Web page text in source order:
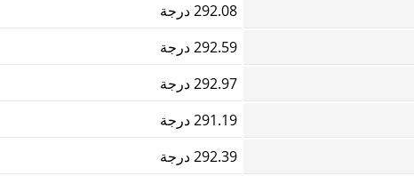
292.08 درجة
292.59 درجة
292.97 درجة
291.19 درجة
292.39 درجة